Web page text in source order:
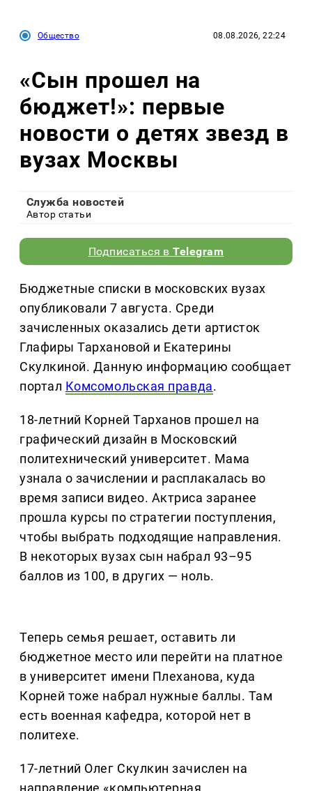
Общество 08.08.2026, 22:24
«Сын прошел на
бюджет!»: первые
новости о детях звезд в
вузах Москвы
Служба новостей
Автор статьи
Подписаться вTelegram
Бюджетные списки в московских вузах
опубликовали 7 августа. Среди
зачисленных оказались дети артисток
Глафиры Тархановой и Екатерины
Скулкиной. Данную информацию сообщает
портал Комсомольская правда.
18-летний Корней Тарханов прошел на
графический дизайн в Московский
политехнический университет. Мама
узнала о зачислении и расплакалась во
время записи видео. Актриса заранее
прошла курсы по стратегии поступления,
чтобы выбрать подходящие направления.
В некоторых вузах сын набрал 93–95
баллов из 100, в других — ноль.
Теперь семья решает, оставить ли
бюджетное место или перейти на платное
в университет имени Плеханова, куда
Корней тоже набрал нужные баллы. Там
есть военная кафедра, которой нет в
политехе.
17-летний Олег Скулкин зачислен на
направление «компьютерная